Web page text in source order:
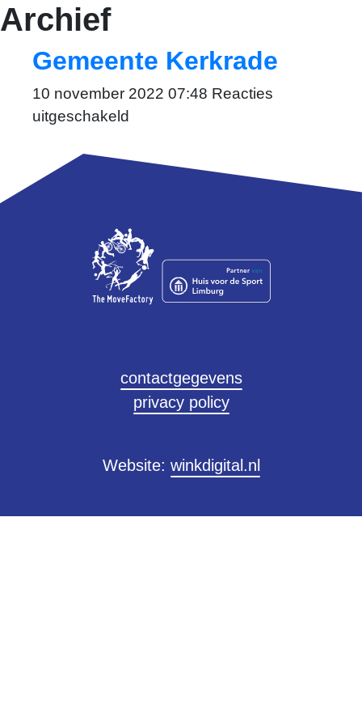
Anke Rademakers
a.rademakers@themovefactory.nl
Archief
Gemeente Kerkrade
10 november 2022 07:48 Reacties
uitgeschakeld
Kerkrade
contactgegevens
privacy policy
Website: winkdigital.nl